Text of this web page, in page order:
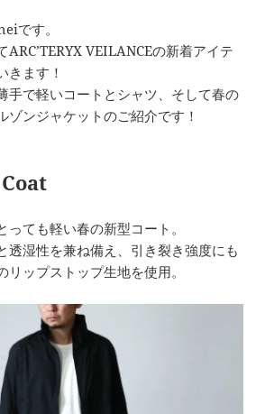
です。
ARC’TERYX VEILANCEの新着アイテ
きます！
手で軽いコートとシャツ、そして春の
ゾンジャケットのご紹介です！
っても軽い春の新型コート。
透湿性を兼ね備え、引き裂き強度にも
リップストップ生地を使用。